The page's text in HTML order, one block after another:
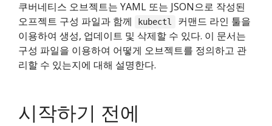
쿠버네티스 오브젝트는 YAML 또는 JSON으로 작성된
오프젝트 구성 파일과 함께
kubectl
커맨드 라인 툴을
이용하여 생성, 업데이트 및 삭제할 수 있다. 이 문서는
구성 파일을 이용하여 어떻게 오브젝트를 정의하고 관
리할 수 있는지에 대해 설명한다.
시작하기 전에